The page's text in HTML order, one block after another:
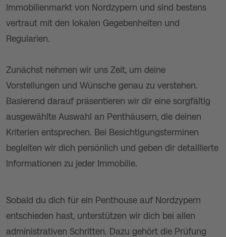
Immobilienmarkt von Nordzypern und sind bestens
vertraut mit den lokalen Gegebenheiten und
Regularien.
Zunächst nehmen wir uns Zeit, um deine
Vorstellungen und Wünsche genau zu verstehen.
Basierend darauf präsentieren wir dir eine sorgfältig
ausgewählte Auswahl an Penthäusern, die deinen
Kriterien entsprechen. Bei Besichtigungsterminen
begleiten wir dich persönlich und geben dir detaillierte
Informationen zu jeder Immobilie.
Sobald du dich für ein Penthouse auf Nordzypern
entschieden hast, unterstützen wir dich bei allen
administrativen Schritten. Dazu gehört die Prüfung